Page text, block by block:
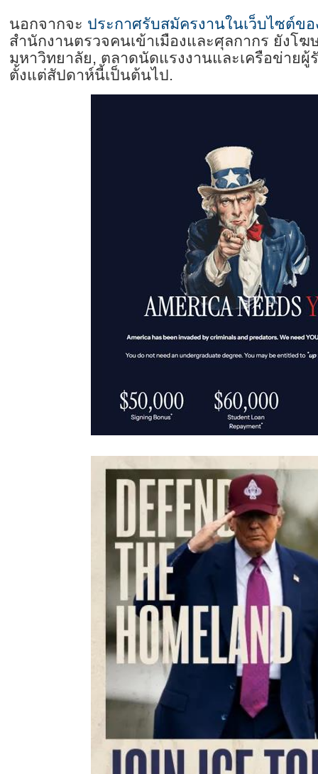
นอกจากจะ ประกาศรับสมัครงานในเว็บไซต์ขอ
สำนักงานตรวจคนเข้าเมืองและศุลกากร ยังโ
มหาวิทยาลัย, ตลาดนัดแรงงานและเครือข่ายผู้
ตั้งแต่สัปดาห์นี้เป็นต้นไป.